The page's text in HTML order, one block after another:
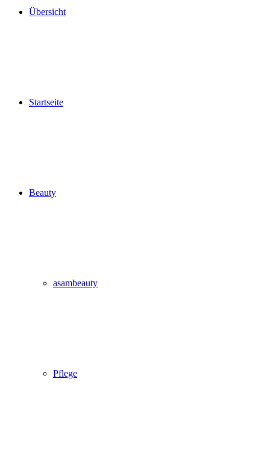
Übersicht
Startseite
Beauty
asambeauty
Pflege